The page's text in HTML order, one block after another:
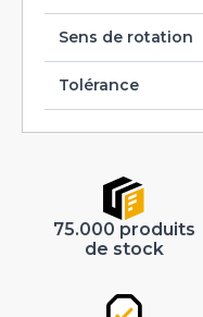
Sens de rotation
Tolérance
75.000 produits
de stock